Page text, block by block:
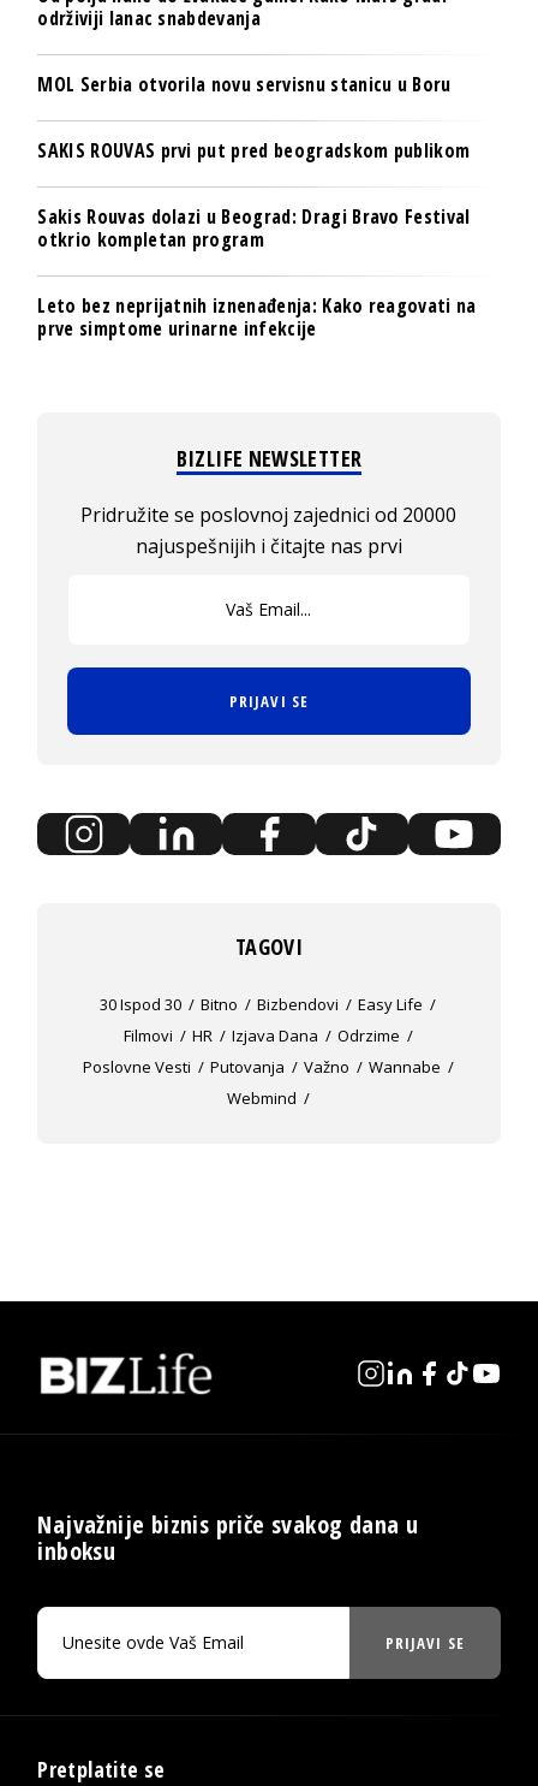
održiviji lanac snabdevanja
MOL Serbia otvorila novu servisnu stanicu u Boru
SAKIS ROUVAS prvi put pred beogradskom publikom
Sakis Rouvas dolazi u Beograd: Dragi Bravo Festival
otkrio kompletan program
Leto bez neprijatnih iznenađenja: Kako reagovati na
prve simptome urinarne infekcije
BIZLIFE NEWSLETTER
Pridružite se poslovnoj zajednici od 20000
najuspešnijih i čitajte nas prvi
PRIJAVI SE
TAGOVI
30 Ispod 30 Bitno Bizbendovi
Easy Life
Filmovi
HR Izjava Dana
Odrzime
Poslovne Vesti
Putovanja Važno
Wannabe
Webmind
Najvažnije biznis priče svakog dana u
inboksu
PRIJAVI SE
Pretplatite se